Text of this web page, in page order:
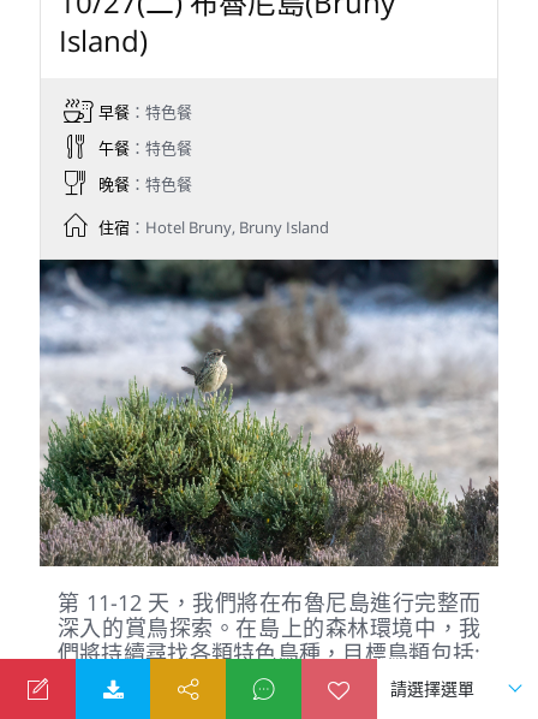
Island)
早餐：特色餐
午餐：特色餐
晚餐：特色餐
住宿：Hotel Bruny, Bruny Island
第 11-12 天，我們將在布魯尼島進行完整而
深入的賞鳥探索。在島上的森林環境中，我
們將持續尋找各類特色鳥種，目標鳥類包括:
翎鴴、林銅翅鳩、雨燕鸚鵡與冠澳吸蜜鳥。
沿著海岸線，我們有機會觀察到多種海鳥，